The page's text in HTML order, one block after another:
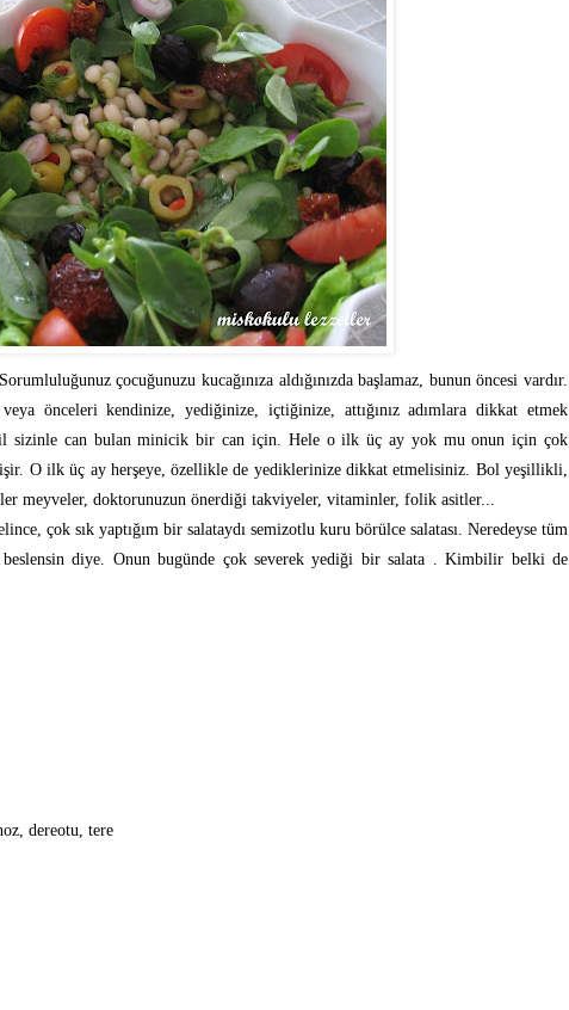
çocuğunuzu kucağınıza aldığınızda başlamaz, bunun öncesi vardır.
veya önceleri kendinize, yediğinize, içtiğinize, attığınız adımlara dikkat etmek
sizinle can bulan minicik bir can için. Hele o ilk üç ay yok mu onun için çok
O ilk üç ay herşeye, özellikle de yediklerinize dikkat etmelisiniz. Bol yeşillikli,
meyveler, doktorunuzun önerdiği takviyeler, vitaminler, folik asitler...
çok sık yaptığım bir salataydı semizotlu kuru börülce salatası. Neredeyse tüm
diye. Onun bugünde çok severek yediği bir salata . Kimbilir belki de
dereotu, tere